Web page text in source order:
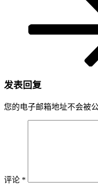
发表回复
您的电子邮箱地址不会被公
评论 *